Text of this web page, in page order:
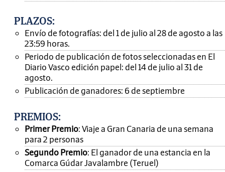
PLAZOS:
Envío de fotografías: del 1 de julio al 28 de agosto a las
23:59 horas.
Periodo de publicación de fotos seleccionadas en El
Diario Vasco edición papel: del 14 de julio al 31 de
agosto.
Publicación de ganadores: 6 de septiembre
PREMIOS:
Primer Premio: Viaje a Gran Canaria de una semana
para 2 personas
Segundo Premio: El ganador de una estancia en la
Comarca Gúdar Javalambre (Teruel)